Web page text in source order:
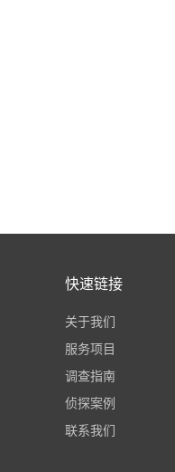
快速链接
关于我们
服务项目
调查指南
侦探案例
联系我们